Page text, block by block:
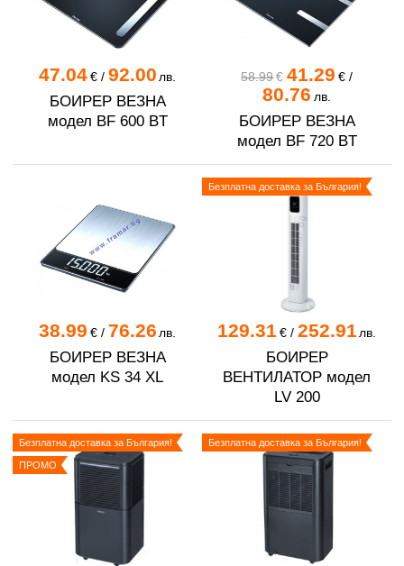
47.04 €/ 92.00 лв.
БОИРЕР ВЕЗНА
модел BF 600 BT
58.99€ 41.29 €/
80.76 лв.
БОИРЕР ВЕЗНА
модел BF 720 BT
38.99 €/ 76.26 лв.
БОИРЕР ВЕЗНА
модел KS 34 XL
129.31 €/ 252.91лв.
БОИРЕР
ВЕНТИЛАТОР модел
LV 200
Безплатна доставка за България!
Безплатна доставка за България!
ПРОМО
Безплатна доставка за България!